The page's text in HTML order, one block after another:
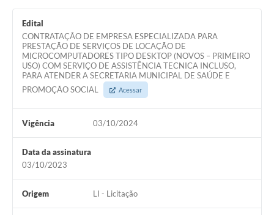
Edital
CONTRATAÇÃO DE EMPRESA ESPECIALIZADA PARA
PRESTAÇÃO DE SERVIÇOS DE LOCAÇÃO DE
MICROCOMPUTADORES TIPO DESKTOP (NOVOS – PRIMEIRO
USO) COM SERVIÇO DE ASSISTÊNCIA TECNICA INCLUSO,
PARA ATENDER A SECRETARIA MUNICIPAL DE SAÚDE E
PROMOÇÃO SOCIAL
Acessar
Vigência 03/10/2024
Data da assinatura
03/10/2023
Origem LI - Licitação